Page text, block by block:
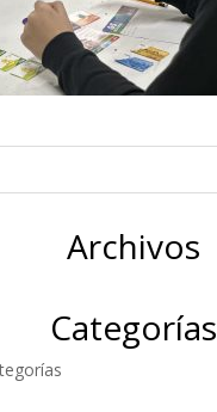
Archivos
Categorías